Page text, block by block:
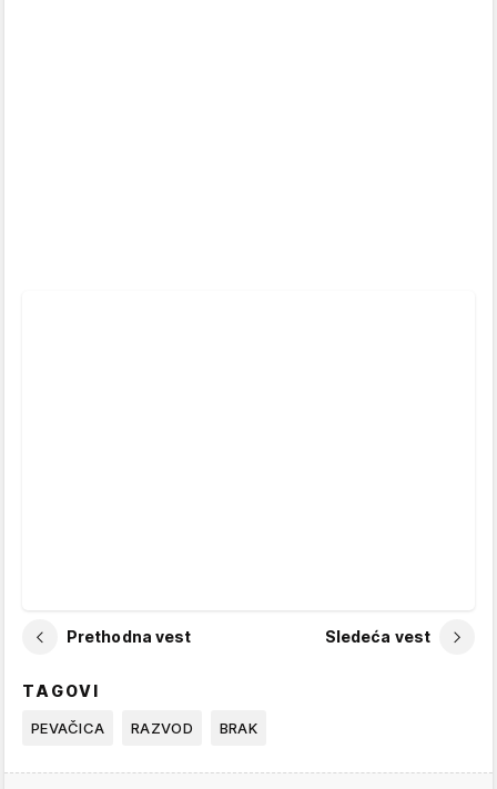
Prethodna vest Sledeća vest
TAGOVI
PEVAČICA RAZVOD BRAK